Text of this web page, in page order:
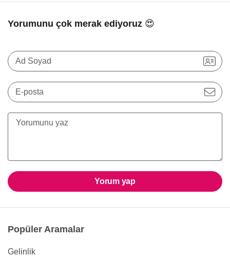
Yorumunu çok merak ediyoruz 😍
Ad Soyad
E-posta
Yorum yap
Popüler Aramalar
Gelinlik